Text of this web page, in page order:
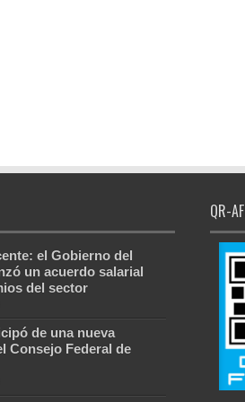
el Gobierno del
un acuerdo salarial
del sector
de una nueva
Consejo Federal de
QR-